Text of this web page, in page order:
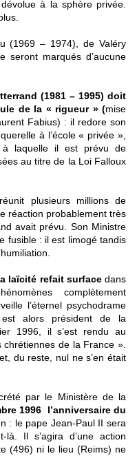
à la sphère privée.
(1969 – 1974), de Valéry
seront marqués d’aucune
(1981 – 1995) doit
de la « rigueur » (mise
Fabius) : il redore son
à l’école « privée »,
à laquelle il est prévu de
au titre de la Loi Falloux
plusieurs millions de
réaction probablement très
avait prévu. Son Ministre
fusible : il est limogé tandis
laïcité refait surfacedans
complètement
l’éternel psychodrame
est alors président de la
1996, il s’est rendu au
de la France ».
du reste, nul ne s’en était
par le Ministère de la
1996
l’anniversaire du
: le pape Jean-Paul II sera
Il s’agira d’une action
(496) ni le lieu (Reims) ne